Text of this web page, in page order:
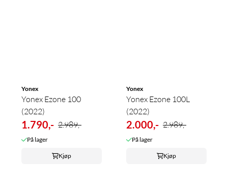
Yonex
Yonex Ezone 100
(2022)
1.790,- 2.989,-
På lager
Kjøp
Yonex
Yonex Ezone 100L
(2022)
2.000,- 2.989,-
På lager
Kjøp